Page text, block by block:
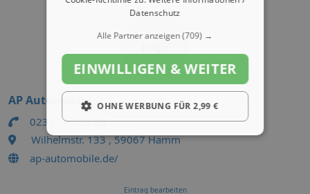
AP Automobile
02381 87 31 80
Wilhelmstr. 133 , 59067 Hamm
ap-automobile.de/
Eintrag bearbeiten
Datenschutz
Alle Partner anzeigen(709) →
EINWILLIGEN & WEITER
OHNE WERBUNG FÜR 2,99 €